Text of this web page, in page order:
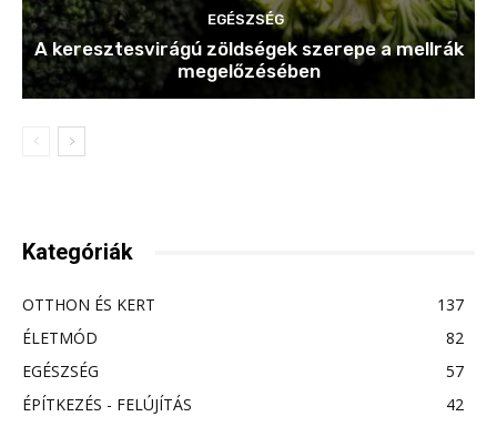
EGÉSZSÉG
A keresztesvirágú zöldségek szerepe a mellrák
megelőzésében
Kategóriák
OTTHON ÉS KERT
137
ÉLETMÓD
82
EGÉSZSÉG
57
ÉPÍTKEZÉS - FELÚJÍTÁS
42